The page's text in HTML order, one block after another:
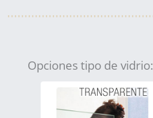
Opciones tipo de vidrio: